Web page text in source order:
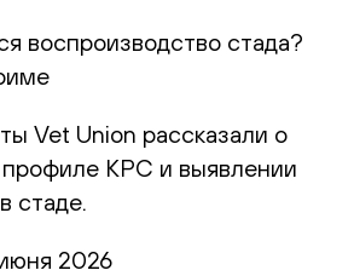
воспроизводство стада?
Vet Union рассказали о
КРС и выявлении
стаде.
2026